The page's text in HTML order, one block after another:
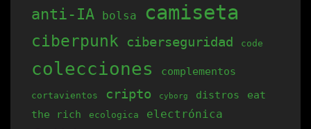
Las
opciones
pueden
elegir
en
anti-IA bolsa camiseta
ciberpunk ciberseguridad code
colecciones complementos
cortavientos cripto cyborg distros
eat
the rich
ecologica electrónica